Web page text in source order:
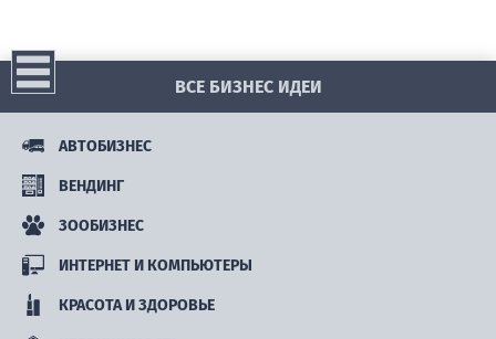
ВСЕ БИЗНЕС ИДЕИ
АВТОБИЗНЕС
ВЕНДИНГ
ЗООБИЗНЕС
ИНТЕРНЕТ И КОМПЬЮТЕРЫ
КРАСОТА И ЗДОРОВЬЕ